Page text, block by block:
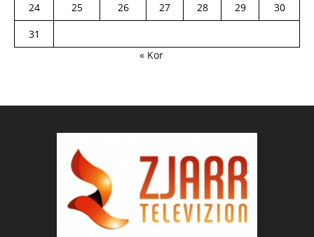
24
25 26 27 28 29
30
31
« Kor